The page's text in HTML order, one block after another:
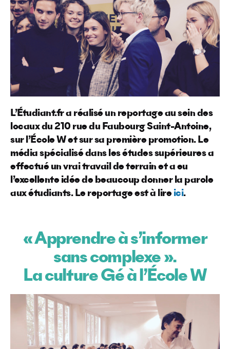
L’Étudiant.fr a réalisé un reportage au sein des
locaux du 210 rue du Faubourg Saint-Antoine,
sur l’École W et sur sa première promotion. Le
média spécialisé dans les études supérieures a
effectué un vrai travail de terrain et a eu
l’excellente idée de beaucoup donner la parole
aux étudiants. Le reportage est à lire ici.
« Apprendre à s’informer
sans complexe ».
La culture Gé à l’École W